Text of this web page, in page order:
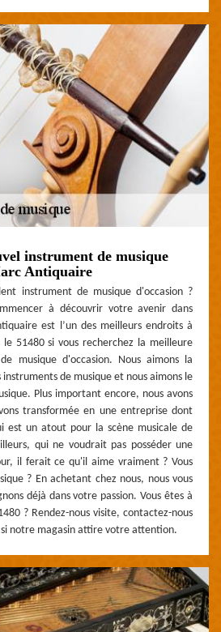
instrument de musique
Antiquaire
instrument de musique d'occasion ?
à découvrir votre avenir dans
est l’un des meilleurs endroits à
51480 si vous recherchez la meilleure
musique d'occasion. Nous aimons la
instruments de musique et nous aimons le
Plus important encore, nous avons
transformée en une entreprise dont
est un atout pour la scène musicale de
qui ne voudrait pas posséder une
il ferait ce qu'il aime vraiment ? Vous
? En achetant chez nous, nous vous
déjà dans votre passion. Vous êtes à
? Rendez-nous visite, contactez-nous
notre magasin attire votre attention.